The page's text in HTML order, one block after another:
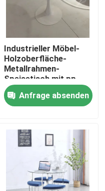
Industrieller Möbel-
Holzoberfläche-
Metallrahmen-
Speisetisch mit pp.,
die Stuhl speisen
Anfrage absenden